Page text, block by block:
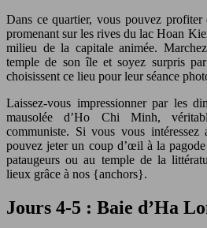
Dans ce quartier, vous pouvez profiter
promenant sur les rives du lac Hoan
milieu de la capitale animée.
temple de son île et soyez surpris
choisissent ce lieu pour leur séance
Laissez-vous impressionner par les
mausolée d’Ho Chi Minh,
communiste. Si vous vous
pouvez jeter un coup d’œil à la
pataugeurs ou au temple de la
lieux grâce à nos {anchors}.
Jours 4-5 : Baie d’Ha